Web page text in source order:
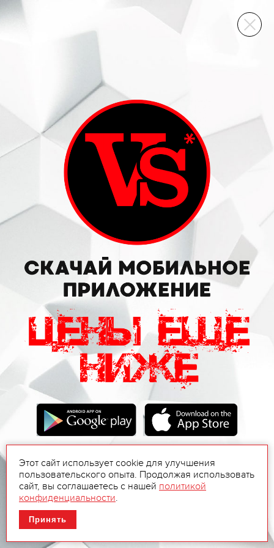
ВИННЫЙ СКЛАД
Этот сайт использует cookie для улучшения
пользовательского опыта. Продолжая использовать
сайт, вы соглашаетесь с нашей политикой
конфиденциальности.
Принять